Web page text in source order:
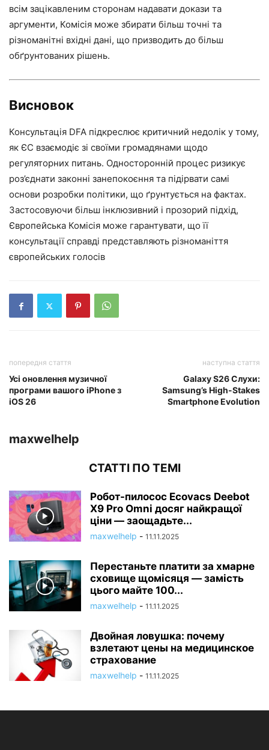
всім зацікавленим сторонам надавати докази та
аргументи, Комісія може збирати більш точні та
різноманітні вхідні дані, що призводить до більш
обґрунтованих рішень.
Висновок
Консультація DFA підкреслює критичний недолік у тому,
як ЄС взаємодіє зі своїми громадянами щодо
регуляторних питань. Односторонній процес ризикує
роз’єднати законні занепокоєння та підірвати самі
основи розробки політики, що ґрунтується на фактах.
Застосовуючи більш інклюзивний і прозорий підхід,
Європейська Комісія може гарантувати, що її
консультації справді представляють різноманіття
європейських голосів
попередня стаття
Усі оновлення музичної
програми вашого iPhone з
iOS 26
наступна стаття
Galaxy S26 Слухи:
Samsung’s High-Stakes
Smartphone Evolution
maxwelhelp
СТАТТІ ПО ТЕМІ
Робот-пилосос Ecovacs Deebot
X9 Pro Omni досяг найкращої
ціни — заощадьте...
maxwelhelp - 11.11.2025
Перестаньте платити за хмарне
сховище щомісяця — замість
цього майте 100...
maxwelhelp - 11.11.2025
Двойная ловушка: почему
взлетают цены на медицинское
страхование
maxwelhelp - 11.11.2025